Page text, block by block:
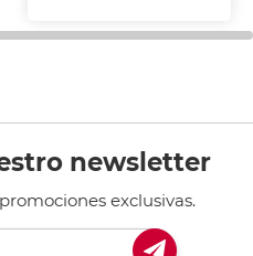
newsletter
exclusivas.